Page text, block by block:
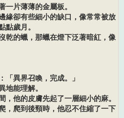
片薄薄的金屬板。
卻有些細小的缺口，像常常被放
點歲月。
的蠟，那蠟在燈下泛著暗紅，像
異界召喚，完成。」
能理解。
他的皮膚先起了一層細小的麻。
爬到後頸時，他忍不住縮了一下